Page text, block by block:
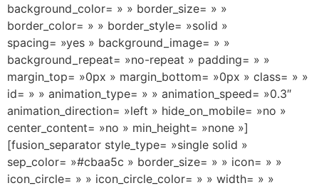
background_color= » » border_size= » »
border_color= » » border_style= »solid »
spacing= »yes » background_image= » »
background_repeat= »no-repeat » padding= » »
margin_top= »0px » margin_bottom= »0px » class= » »
id= » » animation_type= » » animation_speed= »0.3″
animation_direction= »left » hide_on_mobile= »no »
center_content= »no » min_height= »none »]
[fusion_separator style_type= »single solid »
sep_color= »#cbaa5c » border_size= » » icon= » »
icon_circle= » » icon_circle_color= » » width= » »